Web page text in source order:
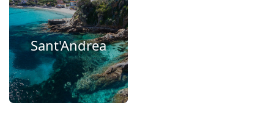
Sant'Andrea